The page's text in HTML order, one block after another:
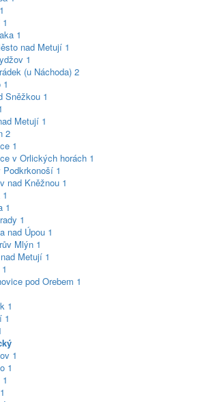
1
1
1
nad Metují 1
1
(u Náchoda) 2
1
Sněžkou 1
Metují 1
2
1
v Orlických horách 1
Podkrkonoší 1
nad Kněžnou 1
1
1
1
nad Úpou 1
Mlýn 1
Metují 1
1
pod Orebem 1
1
1
1
1
1
1